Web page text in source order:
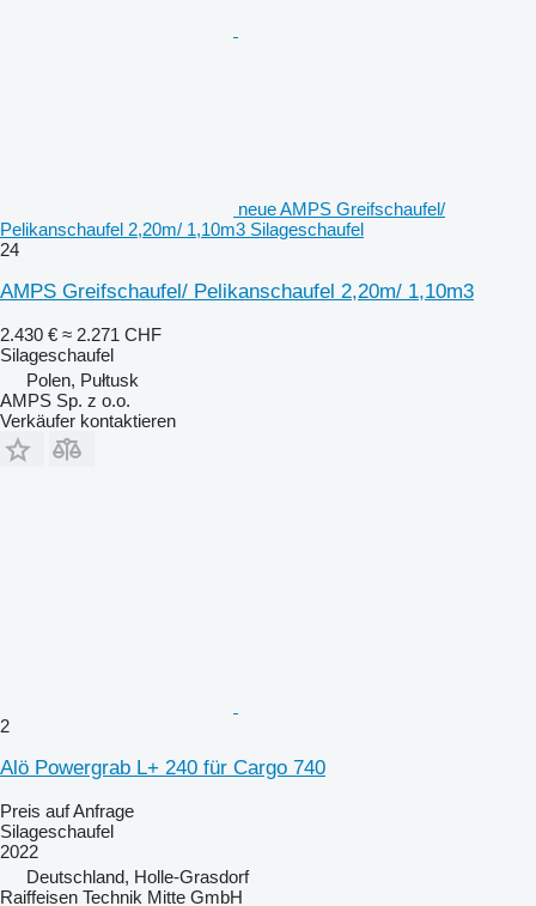
neue AMPS Greifschaufel/
Pelikanschaufel 2,20m/ 1,10m3 Silageschaufel
24
AMPS Greifschaufel/ Pelikanschaufel 2,20m/ 1,10m3
2.430 € ≈ 2.271 CHF
Silageschaufel
Polen, Pułtusk
AMPS Sp. z o.o.
Verkäufer kontaktieren
2
Alö Powergrab L+ 240 für Cargo 740
Preis auf Anfrage
Silageschaufel
2022
Deutschland, Holle-Grasdorf
Raiffeisen Technik Mitte GmbH